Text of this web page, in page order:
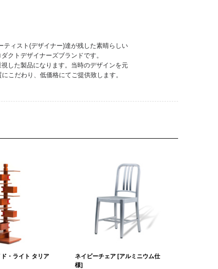
ィスト(デザイナー)達が残した素晴らしい
クトデザイナーズブランドです。
した製品になります。当時のデザインを元
こだわり、低価格にてご提供致します。
・ライト タリア
ネイビーチェア [アルミニウム仕
様]